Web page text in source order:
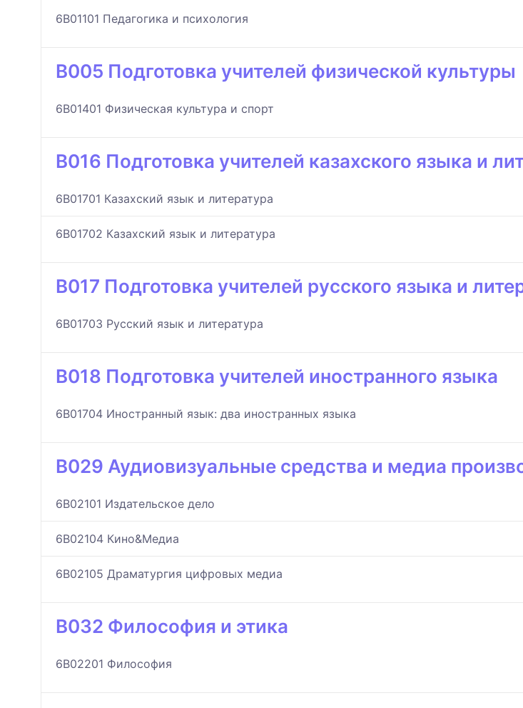
6B01101 Педагогика и психология
B005 Подготовка учителей физической культуры
6B01401 Физическая культура и спорт
B016 Подготовка учителей казахского языка и
6B01701 Казахский язык и литература
6B01702 Казахский язык и литература
B017 Подготовка учителей русского языка и
6B01703 Русский язык и литература
B018 Подготовка учителей иностранного языка
6B01704 Иностранный язык: два иностранных языка
B029 Аудиовизуальные средства и медиа
6B02101 Издательское дело
6B02104 Кино&Медиа
6B02105 Драматургия цифровых медиа
B032 Философия и этика
6B02201 Философия